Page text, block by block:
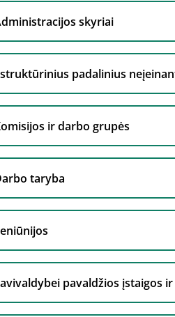
skyriai
padalinius
ir darbo grupės
taryba
pavaldžios įstaigos